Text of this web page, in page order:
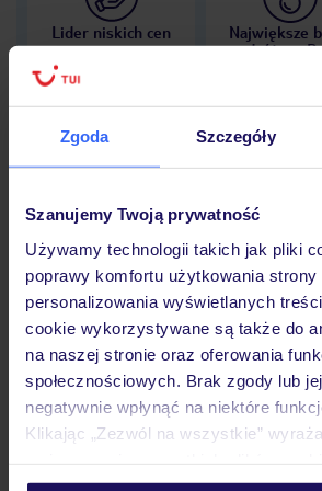
Zgoda Szczegóły
Szanujemy Twoją prywatność
Używamy technologii takich jak pliki
poprawy komfortu użytkowania strony
personalizowania wyświetlanych
cookie wykorzystywane są także do
na naszej stronie oraz oferowania
społecznościowych. Brak zgody lub
negatywnie wpłynąć na niektóre
Klikając „Zezwól na wszystkie”
personalizować swój wybór wchodząc
Lider niskich cen
Największe
podróży w
Opinie
Pokoje
Wyżywienie